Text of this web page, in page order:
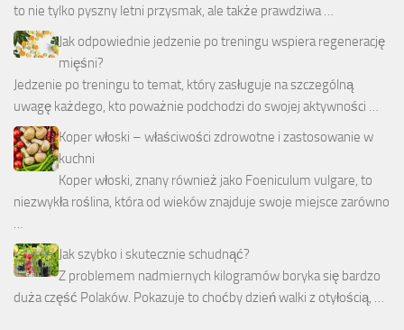
to nie tylko pyszny letni przysmak, ale także prawdziwa …
Jak odpowiednie jedzenie po treningu wspiera regenerację
mięśni?
Jedzenie po treningu to temat, który zasługuje na szczególną
uwagę każdego, kto poważnie podchodzi do swojej aktywności …
Koper włoski – właściwości zdrowotne i zastosowanie w
kuchni
Koper włoski, znany również jako Foeniculum vulgare, to
niezwykła roślina, która od wieków znajduje swoje miejsce zarówno
…
Jak szybko i skutecznie schudnąć?
Z problemem nadmiernych kilogramów boryka się bardzo
duża część Polaków. Pokazuje to choćby dzień walki z otyłością, …